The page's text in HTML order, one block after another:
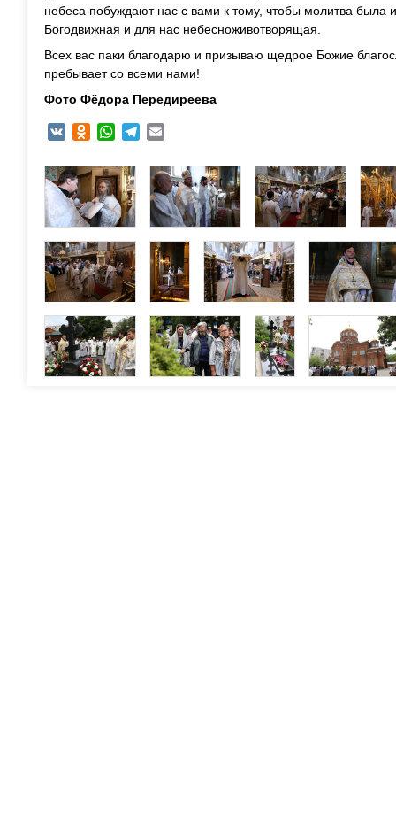
небеса побуждают нас с вами к тому, чтобы молитва была
Богодвижная и для нас небесноживотворящая.
Всех вас паки благодарю и призываю щедрое Божие
пребывает со всеми нами!
Фото Фёдора Передиреева
VK Odnoklassniki
WhatsAppTelegram